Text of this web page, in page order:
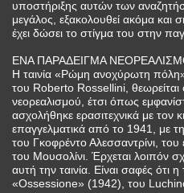
υποστήριξης αυτών των
μεγάλος, εξακολουθεί ακόμα και
έχει δώσει το στίγμα του στην
ΕΝΑ ΠΑΡΑΔΕΙΓΜΑ
Η ταινία «Ρώμη ανοχύρωτη
του Roberto Rossellini, θεωρείται
νεορεαλισμού, έτσι όπως
ασχολήθηκε ερασιτεχνικά με τον
επαγγελματικά από το 1941, με
του Γκοφρέντο Αλεσσαντρίνι,
του Μουσολίνι. Έρχεται λοιπόν
αυτή την ταινία. Είναι σαφές ότι η
«Ossessione» (1942), του